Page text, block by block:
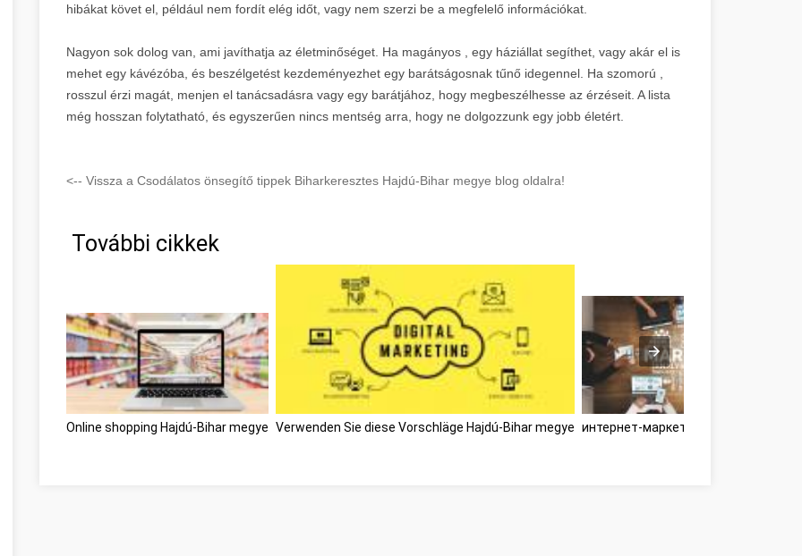
hibákat követ el, például nem fordít elég időt, vagy nem szerzi be a megfelelő információkat.
Nagyon sok dolog van, ami javíthatja az életminőséget. Ha magányos , egy háziállat segíthet, vagy akár el is
mehet egy kávézóba, és beszélgetést kezdeményezhet egy barátságosnak tűnő idegennel. Ha szomorú ,
rosszul érzi magát, menjen el tanácsadásra vagy egy barátjához, hogy megbeszélhesse az érzéseit. A lista
még hosszan folytatható, és egyszerűen nincs mentség arra, hogy ne dolgozzunk egy jobb életért.
<-- Vissza a Csodálatos önsegítő tippek Biharkeresztes Hajdú-Bihar megye blog oldalra!
További cikkek
Online shopping Hajdú-Bihar megye Verwenden Sie diese Vorschläge Hajdú-Bihar megye интернет-маркетинг Hajdú-Bihar